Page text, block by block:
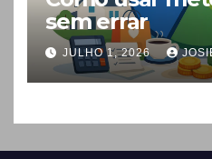
sem errar
JULHO 1, 2026